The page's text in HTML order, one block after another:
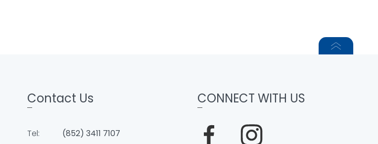
Contact Us
Tel: (852) 3411 7107
CONNECT WITH US